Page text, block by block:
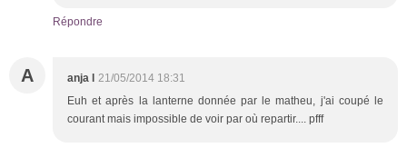
Répondre
A anja l 21/05/2014 18:31
Euh et après la lanterne donnée par le matheu, j'ai coupé le
courant mais impossible de voir par où repartir.... pfff